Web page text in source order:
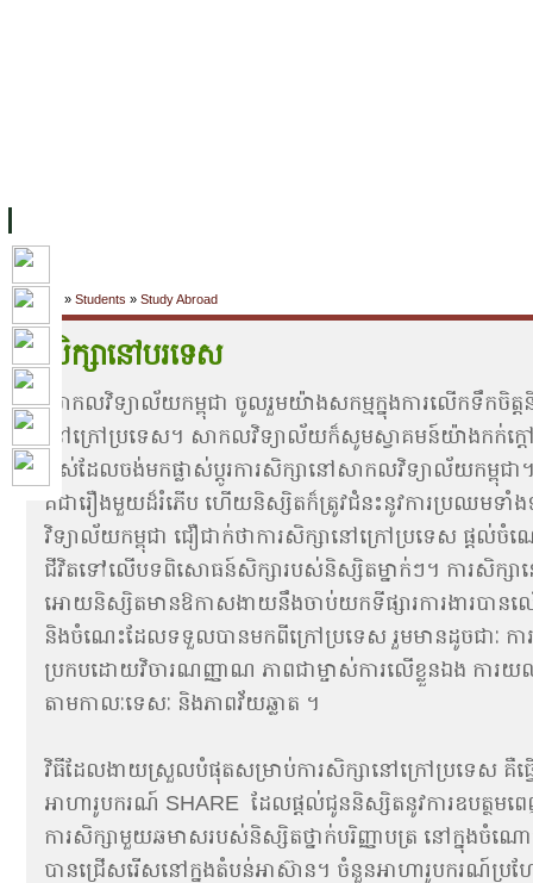
Home » Students » Study Abroad
សិក្សា​នៅ​បរទេស
សាកលវិទ្យាល័យកម្ពុជា ចូលរួមយ៉ាងសកម្មក្នុងការលើកទឹកចិត្
នៅក្រៅ​ប្រទេស។ សាកលវិទ្យាល័យ​ក៏សូមស្វាគមន៍យ៉ាងកក់ក្
អស់​ដែលចង់មកផ្លាស់ប្តូរការសិក្សា​នៅសាកលវិទ្យាល័យកម្ពុជ
គឺជារឿងមួយដ៏រំភើប ហើយនិស្សិតក៏ត្រូវជំនះនូវការប្រឈម​ទ
វិទ្យាល័យកម្ពុជា ជឿជាក់ថាការសិក្សានៅក្រៅប្រទេស ផ្តល់​
ជីវិតទៅលើបទពិសោធន៍សិក្សារបស់និស្សិតម្នាក់ៗ។​ ការសិក្សាន
អោយ​និស្សិត​មាន​ឱកាសងាយនឹង​​​ចាប់យកទីផ្សារការងារ​បា
និងចំណេះដែល​ទទួល​​បា​ន​មកពីក្រៅប្រទេស រួមមាន​ដូចជាៈ ការ
ប្រកប​ដោយ​វិចារណញ្ញាណ ភាពជាម្ចាស់ការ​លើ​ខ្លួនឯង ការ
តាម​កាលៈទេសៈ និង​ភាពវ័យឆ្លាត ។
វិធីដែលងាយស្រួលបំផុតសម្រាប់ការសិក្សានៅក្រៅប្រទេស គឺធ្វើ
អាហារូបករណ៍ SHARE ដែលផ្តល់ជូននិស្សិតនូវការឧបត្ថមពេញ
ការ​សិក្សាមួយឆមាសរបស់និស្សិតថ្នាក់បរិញ្ញាបត្រ នៅក្នុងចំ
បាន​ជ្រើសរើសនៅក្នុងតំបន់អាស៊ាន។ ចំនួនអាហារូបករណ៍​ប្រហ